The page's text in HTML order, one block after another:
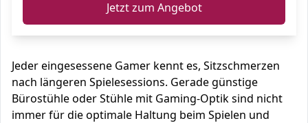
Jetzt zum Angebot
Jeder eingesessene Gamer kennt es, Sitzschmerzen
nach längeren Spielesessions. Gerade günstige
Bürostühle oder Stühle mit Gaming-Optik sind nicht
immer für die optimale Haltung beim Spielen und